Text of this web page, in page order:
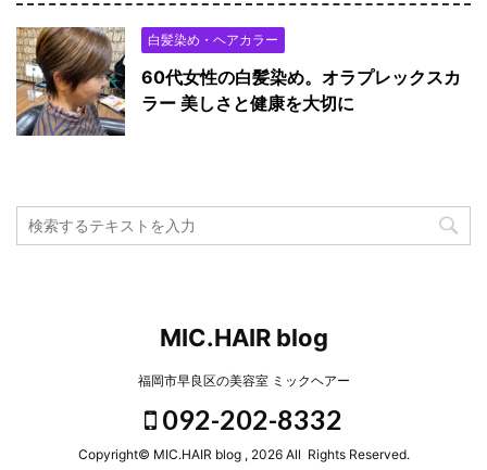
白髪染め・ヘアカラー
60代女性の白髪染め。オラプレックスカ
ラー 美しさと健康を大切に
MIC.HAIR blog
福岡市早良区の美容室 ミックヘアー
092-202-8332
Copyright© MIC.HAIR blog , 2026 All Rights Reserved.